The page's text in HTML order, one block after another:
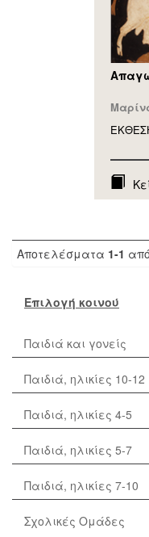
Αποτελέσματα 1-1 από
Επιλογή κοινού
Παιδιά και γονείς
Παιδιά, ηλικίες 10-12
Παιδιά, ηλικίες 4-5
Παιδιά, ηλικίες 5-7
Παιδιά, ηλικίες 7-10
Σχολικές Ομάδες